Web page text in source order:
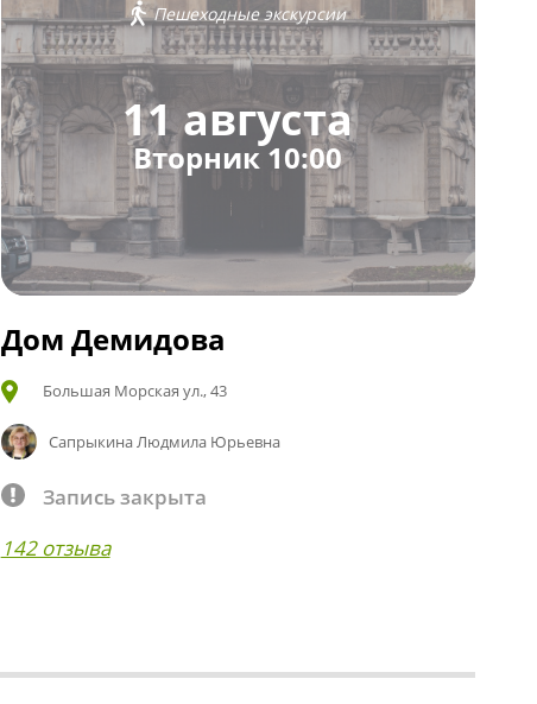
Пешеходные экскурсии
11 августа
Вторник 10:00
Дом Демидова
Большая Морская ул., 43
Сапрыкина Людмила Юрьевна
Запись закрыта
142 отзыва